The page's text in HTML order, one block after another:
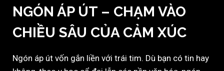
NGÓN ÁP ÚT – CHẠM VÀO
CHIỀU SÂU CỦA CẢM XÚC
Ngón áp út vốn gắn liền với trái tim. Dù bạn có tin hay